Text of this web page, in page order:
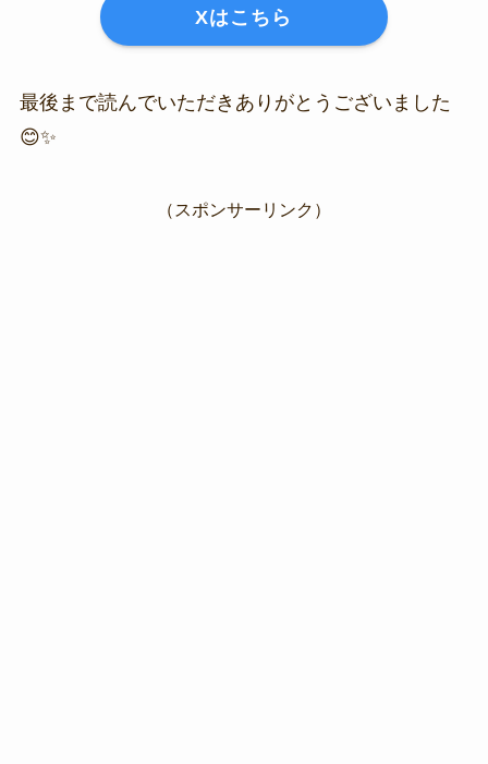
Xはこちら
最後まで読んでいただきありがとうございました
😊✨
（スポンサーリンク）